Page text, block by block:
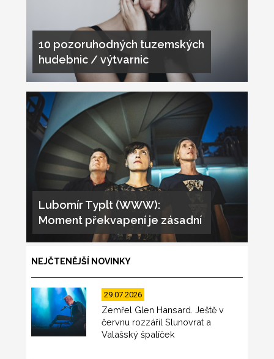
10 pozoruhodných tuzemských
hudebnic / výtvarnic
Lubomír Typlt (WWW):
Moment překvapení je zásadní
NEJČTENĚJŠÍ NOVINKY
29.07.2026
Zemřel Glen Hansard. Ještě v
červnu rozzářil Slunovrat a
Valašský špalíček